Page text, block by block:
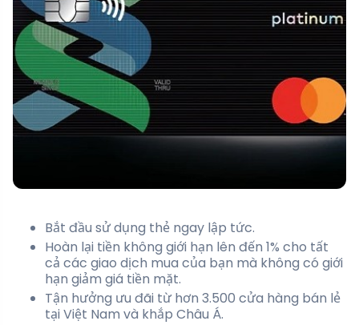
Bắt đầu sử dụng thẻ ngay lập tức.
Hoàn lại tiền không giới hạn lên đến 1% cho tất
cả các giao dịch mua của bạn mà không có giới
hạn giảm giá tiền mặt.
Tận hưởng ưu đãi từ hơn 3.500 cửa hàng bán lẻ
tại Việt Nam và khắp Châu Á.